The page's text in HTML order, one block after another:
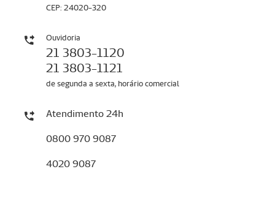
CEP: 24020-320
Ouvidoria
21 3803-1120
21 3803-1121
de segunda a sexta, horário comercial
Atendimento 24h
0800 970 9087
4020 9087